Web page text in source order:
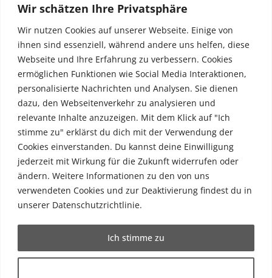
Wir schätzen Ihre Privatsphäre
Wir nutzen Cookies auf unserer Webseite. Einige von
ihnen sind essenziell, während andere uns helfen, diese
Webseite und Ihre Erfahrung zu verbessern. Cookies
ermöglichen Funktionen wie Social Media Interaktionen,
personalisierte Nachrichten und Analysen. Sie dienen
dazu, den Webseitenverkehr zu analysieren und
relevante Inhalte anzuzeigen. Mit dem Klick auf "Ich
stimme zu" erklärst du dich mit der Verwendung der
Cookies einverstanden. Du kannst deine Einwilligung
jederzeit mit Wirkung für die Zukunft widerrufen oder
ändern. Weitere Informationen zu den von uns
verwendeten Cookies und zur Deaktivierung findest du in
unserer Datenschutzrichtlinie.
Ich stimme zu
FAQ
Kontakt
Social
© Copyright Satoom 2005–2026 · TAT-Lizenz
34/03011
Impressum·Datenschutz